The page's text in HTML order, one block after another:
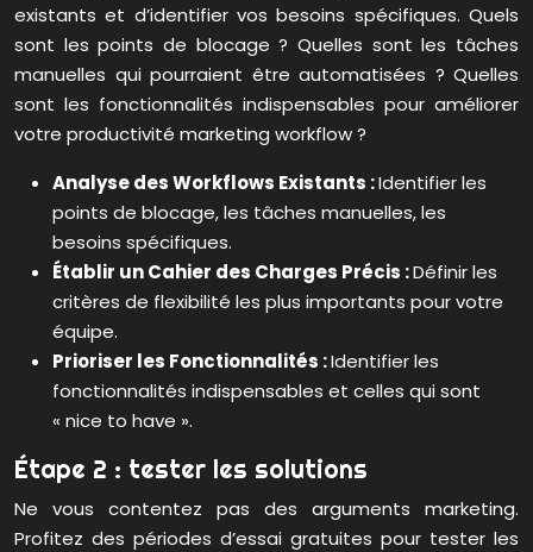
existants et d’identifier vos besoins spécifiques. Quels
sont les points de blocage ? Quelles sont les tâches
manuelles qui pourraient être automatisées ? Quelles
sont les fonctionnalités indispensables pour améliorer
votre productivité marketing workflow ?
Analyse des Workflows Existants :Identifier les
points de blocage, les tâches manuelles, les
besoins spécifiques.
Établir un Cahier des Charges Précis :Définir les
critères de flexibilité les plus importants pour votre
équipe.
Prioriser les Fonctionnalités :Identifier les
fonctionnalités indispensables et celles qui sont
« nice to have ».
Étape 2 : tester les solutions
Ne vous contentez pas des arguments marketing.
Profitez des périodes d’essai gratuites pour tester les